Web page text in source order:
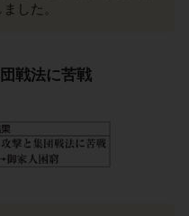
した。
戦法に苦戦